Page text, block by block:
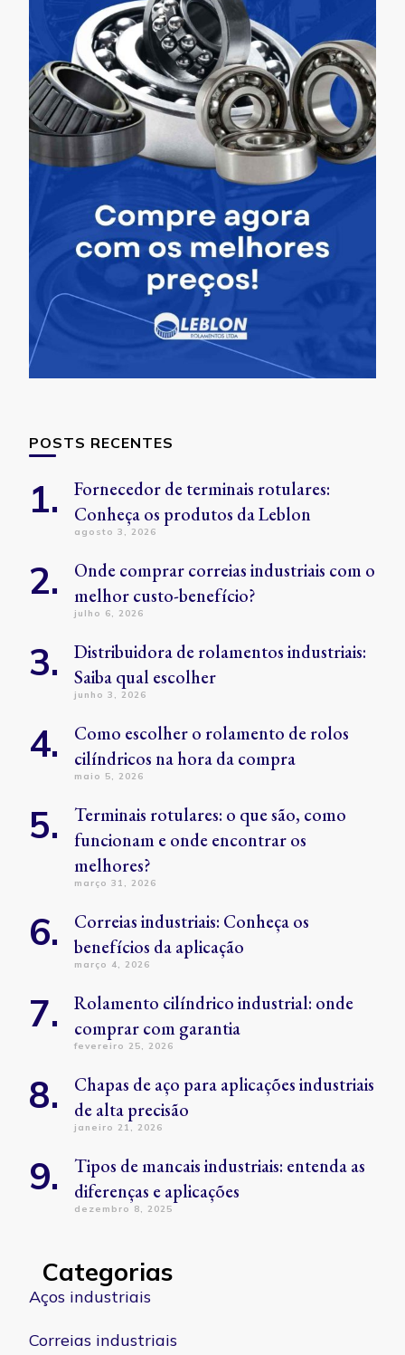
POSTS RECENTES
Fornecedor de terminais rotulares:
Conheça os produtos da Leblon
agosto 3, 2026
Onde comprar correias industriais com o
melhor custo-benefício?
julho 6, 2026
Distribuidora de rolamentos industriais:
Saiba qual escolher
junho 3, 2026
Como escolher o rolamento de rolos
cilíndricos na hora da compra
maio 5, 2026
Terminais rotulares: o que são, como
funcionam e onde encontrar os
melhores?
março 31, 2026
Correias industriais: Conheça os
benefícios da aplicação
março 4, 2026
Rolamento cilíndrico industrial: onde
comprar com garantia
fevereiro 25, 2026
Chapas de aço para aplicações industriais
de alta precisão
janeiro 21, 2026
Tipos de mancais industriais: entenda as
diferenças e aplicações
dezembro 8, 2025
Categorias
Aços industriais
Correias industriais